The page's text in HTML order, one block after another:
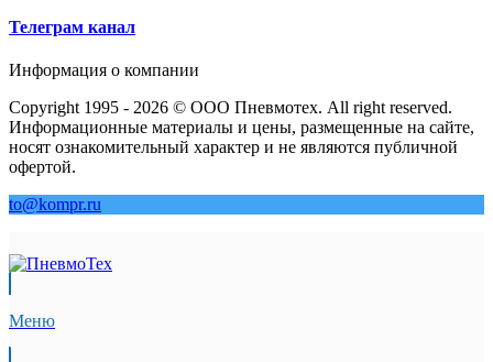
Телеграм канал
Информация о компании
Copyright 1995 - 2026 © ООО Пневмотех. All right reserved.
Информационные материалы и цены, размещенные на сайте,
носят ознакомительный характер и не являются публичной
офертой.
to@kompr.ru
Меню